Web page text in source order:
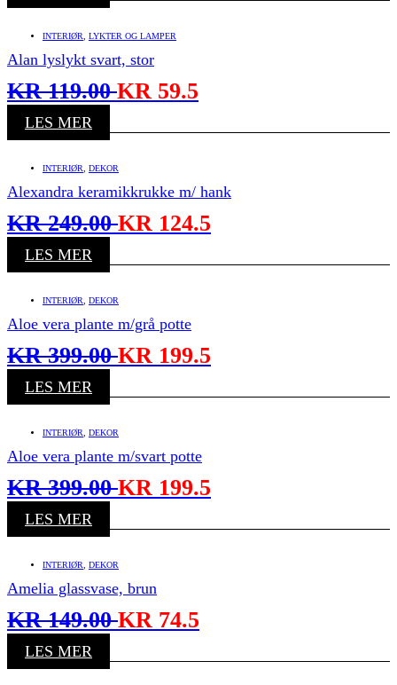
INTERIØR LYKTER OG LAMPER
Alan lyslykt svart, stor
KR119.00KR 59.5
LES MER
INTERIØR DEKOR
Alexandra keramikkrukke m/ hank
KR249.00KR 124.5
LES MER
INTERIØR DEKOR
Aloe vera plante m/grå potte
KR399.00KR 199.5
LES MER
INTERIØR DEKOR
Aloe vera plante m/svart potte
KR399.00KR 199.5
LES MER
INTERIØR DEKOR
Amelia glassvase, brun
KR149.00KR 74.5
LES MER